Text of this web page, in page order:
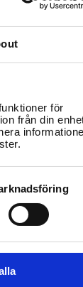
för
från din